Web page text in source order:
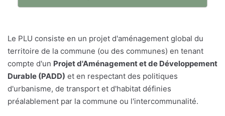
Le PLU consiste en un projet d'aménagement global du
territoire de la commune (ou des communes) en tenant
compte d'un Projet d'Aménagement et de Développement
Durable (PADD) et en respectant des politiques
d'urbanisme, de transport et d'habitat définies
préalablement par la commune ou l'intercommunalité.